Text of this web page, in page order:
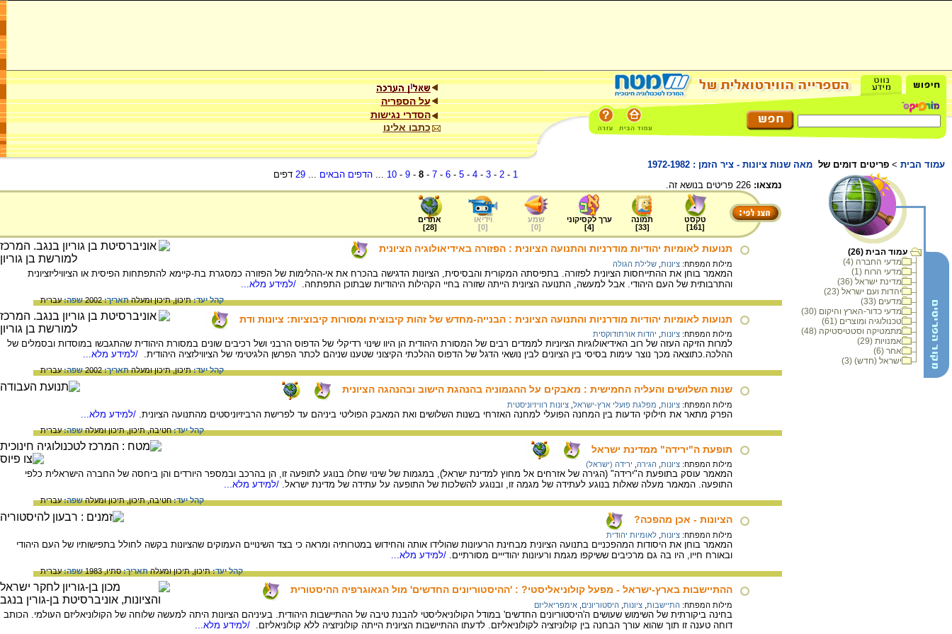
על הספריה
הסדרי נגישות
כתבו אלינו
עמוד הבית > פריטים דומים של מאה שנות ציונות - ציר הזמן : 1972-1982
עמוד הבית (26)
מדעי החברה (4)
מדעי הרוח (1)
מדינת ישראל (36)
יהדות ועם ישראל (23)
מדעים (33)
מדעי כדור-הארץ והיקום (30)
טכנולוגיה ומוצרים (61)
מתמטיקה וסטטיסטיקה (48)
אמנויות (29)
אחר (6)
ישראל (חדש) (3)
1
-
2
-
3
-
4
-
5
-
6
-
7
-
8
-
9
-
10
...הדפים הבאים ...
29 דפים
נמצאו:
טקסט
[
161
]
תמונה
[
33
]
ערך לקסיקוני
[
4
]
שמע
[
0
]
וידיאו
[
0
]
אתרים
[
28
]
תנועות לאומיות יהודיות מודרניות והתנועה הציונית : הפזורה באידיאולוגיה הציונית
מילות המפתח: ציונות שלילת הגולה
המאמר בוחן את ההתייחסות הציונית לפזורה. בתפיסתה המקורית והבסיסית, הציונות הדגישה בהכרח את אי-ההלימות של הפזורה כמסגרת בת-קיימא להתפתחות הפיסית או הציוויליזציונית
והתרבותית של העם היהודי. אבל למעשה, התנועה הציונית הייתה שזורה בחיי הקהילות היהודיות שבתוכן התפתחה. /למידע מלא...
קהל יעד:תיכון,תיכון ומעלהתאריך:2002 שפה:עברית
תנועות לאומיות יהודיות מודרניות והתנועה הציונית : הבנייה-מחדש של זהות קיבוצית ומסורות קיבוציות: ציונות ודת
מילות המפתח: ציונות יהדות אורתודוקסית
למרות הזיקה העזה של רוב האידיאולוגיות הציוניות לממדים רבים של המסורת היהודית הן היוו שינוי רדיקלי של הדפוס הרבני ושל רכיבים שונים במסורת היהודית שהתגבשו במוסדות ובסמלים של
ההלכה.כתוצאה מכך נוצר עימות בסיסי בין הציונים לבין נושאי הדגל של הדפוס ההלכתי הקיצוני שטענו שניהם לכתר הפרשן הלגיטימי של הציווילזציה היהודית. /למידע מלא...
קהל יעד:תיכון,תיכון ומעלהתאריך:2002 שפה:עברית
שנות השלושים והעליה החמישית : מאבקים על ההגמוניה בהנהגת הישוב ובהנהגה הציונית
מילות המפתח: ציונות מפלגת פועלי ארץ-ישראל ציונות רוויזיוניסטית
הפרק מתאר את חילוקי הדעות בין המחנה הפועלי למחנה האזרחי בשנות השלושים ואת המאבק הפוליטי ביניהם עד לפרישת הרביזיוניסטים מהתנועה הציונית. /למידע מלא...
קהל יעד:חטיבה,תיכון,תיכון ומעלהשפה:עברית
תופעת ה"ירידה" ממדינת ישראל
מילות המפתח: ציונות הגירה ירידה (ישראל)
המאמר עוסק בתופעת ה"ירידה" (הגירה של אזרחים אל מחוץ למדינת ישראל), במגמות של שינוי שחלו בנוגע לתופעה זו, הן בהרכב ובמספר היורדים והן ביחסה של החברה הישראלית כלפי
התופעה. המאמר מעלה שאלות בנוגע לעתידה של מגמה זו, ובנוגע להשלכות של התופעה על עתידה של מדינת ישראל. /למידע מלא...
קהל יעד:חטיבה,תיכון,תיכון ומעלהשפה:עברית
הציונות - אכן מהפכה?
מילות המפתח: ציונות לאומיות יהודית
המאמר בוחן את היסודות המהפכניים בתנועה הציונית מבחינת הרעיונות שהולידו אותה והחידוש במטרותיה ומראה כי בצד השינויים העמוקים שהציונות בקשה לחולל בתפישותיו של העם היהודי
ובאורח חייו, היו בה גם מרכיבים ששיקפו מגמת ורעיונות יהודייים מסורתיים. /למידע מלא...
קהל יעד:תיכון,תיכון ומעלהתאריך:סתיו, 1983 שפה:עברית
ההתיישבות בארץ-ישראל - מפעל קולוניאליסטי? : 'ההיסטוריונים החדשים' מול הגאוגרפיה ההיסטורית
מילות המפתח: התיישבות ציונות היסטוריונים אימפריאליזם
בחינה ביקורתית של השימוש שעושים ה'היסטוריונים החדשים' במודל הקולוניאליסטי להבנת טיבה של ההתיישבות היהודית. בעיניהם הציונות היתה למעשה שלוחה של הקולוניאליזם העולמי. הכותב
דוחה טענה זו תוך שהוא עורך הבחנה בין קולוניזציה לקולוניאליזם. לדעתו ההתיישבות הציונית הייתה קולוניזציה ללא קולוניאליזם.
/למידע מלא...